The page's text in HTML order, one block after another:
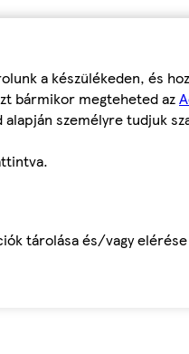
a készülékeden, és
bármikor megteheted az
személyre tudjuk
tárolása és/vagy